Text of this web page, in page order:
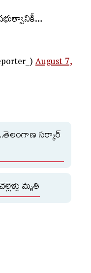
August 7,
సర్కార్
మృతి